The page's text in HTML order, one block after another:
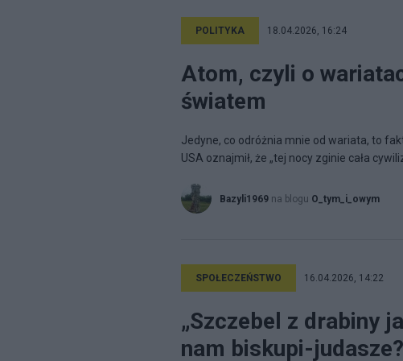
POLITYKA 18.04.2026, 16:24
Atom, czyli o
światem
Jedyne, co odróżnia mnie od wariata, to
USA oznajmił, że „tej nocy zginie cała
Bazyli1969 na blogu O_tym_i_owym
SPOŁECZEŃSTWO 16.04.2026, 14:22
„Szczebel z drabiny
nam biskupi-judasze?